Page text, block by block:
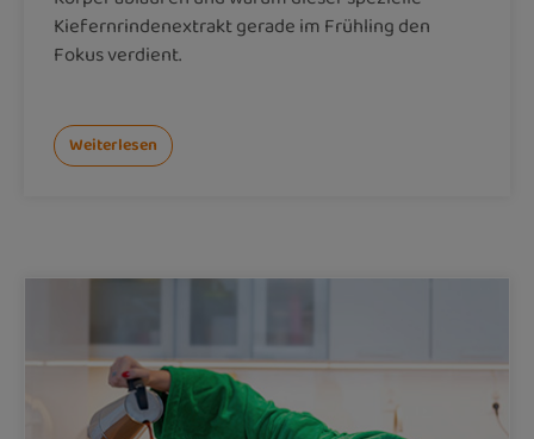
Kiefernrindenextrakt gerade im Frühling den
Fokus verdient.
Weiterlesen